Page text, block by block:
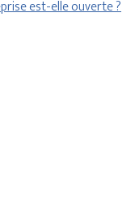
est-elle ouverte ?